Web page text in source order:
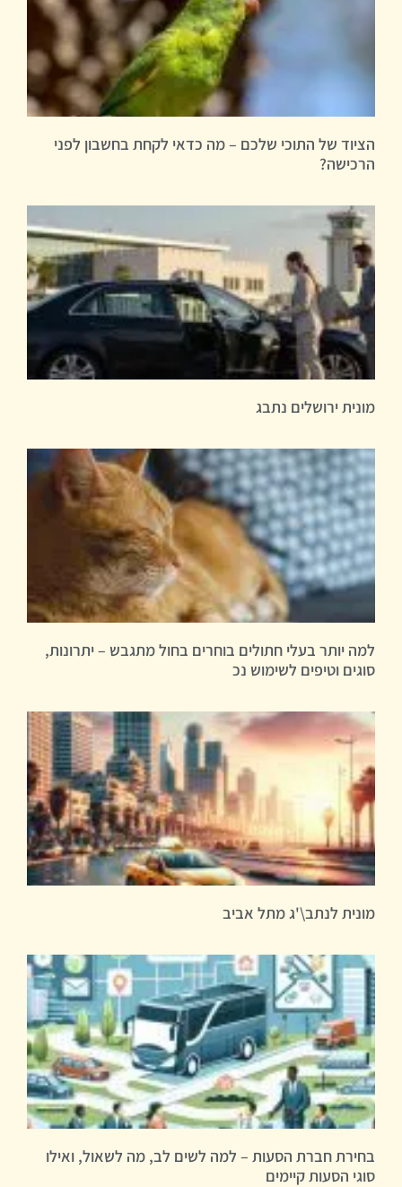
הציוד של התוכי שלכם – מה כדאי לקחת בחשבון לפני
הרכישה?
מונית ירושלים נתבג
למה יותר בעלי חתולים בוחרים בחול מתגבש – יתרונות,
סוגים וטיפים לשימוש נכ
מונית לנתב\'ג מתל אביב
בחירת חברת הסעות – למה לשים לב, מה לשאול, ואילו
סוגי הסעות קיימים